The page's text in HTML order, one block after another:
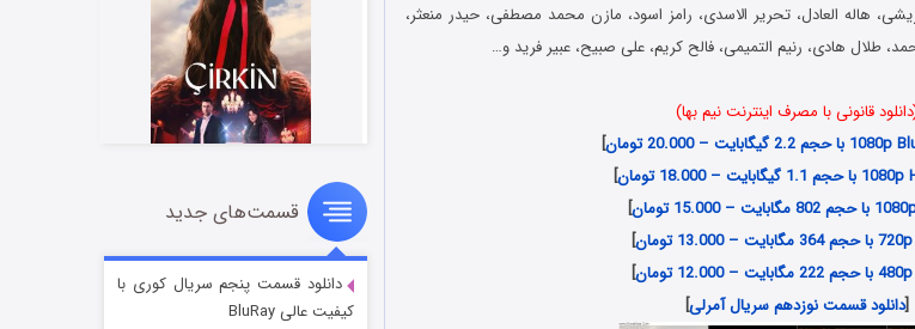
هاله العادل، تحریر الاسدی، رامز اسود، مازن محمد مصطفی، حیدر منعثر،
طلال هادی، رنیم التمیمی، فالح کریم، علی صبیح، عبیر فرید و…
قانونی با مصرف اینترنت نیم بها)
]
]
]
]
]
[دانلود قسمت نوزدهم سریال آمرلی]
سریال زشت
قسمت2 (زیرنویس) منتشر شد
قسمت‌های جدید
دانلود قسمت پنجم سریال کوری با
کیفیت عالی BluRay